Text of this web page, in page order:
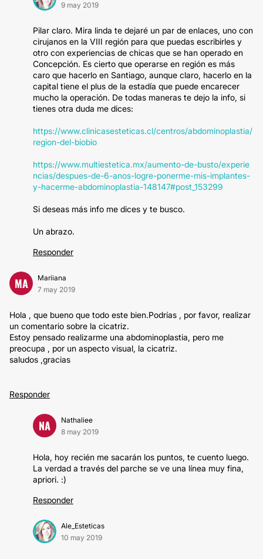
9 may 2019
Pilar claro. Mira linda te dejaré un par de enlaces, uno con
cirujanos en la VIII región para que puedas escribirles y
otro con experiencias de chicas que se han operado en
Concepción. Es cierto que operarse en región es más
caro que hacerlo en Santiago, aunque claro, hacerlo en la
capital tiene el plus de la estadía que puede encarecer
mucho la operación. De todas maneras te dejo la info, si
tienes otra duda me dices:
https://www.clinicasesteticas.cl/centros/abdominoplastia/
region-del-biobio
https://www.multiestetica.mx/aumento-de-busto/experie
ncias/despues-de-6-anos-logre-ponerme-mis-implantes-
y-hacerme-abdominoplastia-148147#post_153299
Si deseas más info me dices y te busco.
Un abrazo.
Responder
MA
Mariiana
7 may 2019
Hola , que bueno que todo este bien.Podrías , por favor, realizar
un comentario sobre la cicatriz.
Estoy pensado realizarme una abdominoplastia, pero me
preocupa , por un aspecto visual, la cicatriz.
saludos ,gracias
Responder
NA
Nathaliee
8 may 2019
Hola, hoy recién me sacarán los puntos, te cuento luego.
La verdad a través del parche se ve una línea muy fina,
apriori. :)
Responder
Ale_Esteticas
10 may 2019